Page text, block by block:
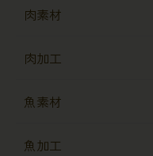
肉素材
肉加工
魚素材
魚加工